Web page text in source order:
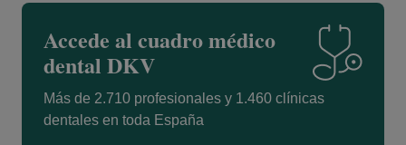
Accede al cuadro médico
dental DKV
Más de 2.710 profesionales y 1.460 clínicas
dentales en toda España